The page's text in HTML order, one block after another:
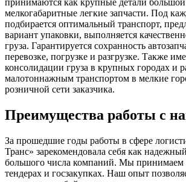
принимаются как крупные детали
мелкогабаритные легкие запчасти. Под
подбирается оптимальный транспорт,
вариант упаковки, выполняется
груза. Гарантируется сохранность
перевозке, погрузке и разгрузке. Также
консолидации груза в крупных городах и
малотоннажным транспортом в мелкие
розничной сети заказчика.
Преимущества работы с
За прошедшие годы работы в сфере
Транс» зарекомендовала себя как
большого числа компаний. Мы принимаем
тендерах и госзакупках. Наш опыт